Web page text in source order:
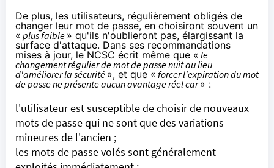
De plus, les utilisateurs, régulièrement obligés de
changer leur mot de passe, en choisiront souvent un
« plus faible » qu'ils n'oublieront pas, élargissant la
surface d'attaque. Dans ses recommandations
mises à jour, le NCSC écrit même que « le
changement régulier de mot de passe nuit au lieu
d'améliorer la sécurité », et que « forcer l'expiration du mot
de passe ne présente aucun avantage réel car» :
l'utilisateur est susceptible de choisir de nouveaux
mots de passe qui ne sont que des variations
mineures de l'ancien ;
les mots de passe volés sont généralement